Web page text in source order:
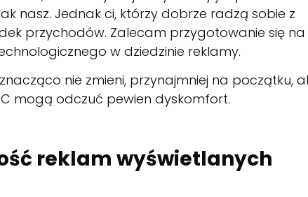
nasz. Jednak ci, którzy dobrze radzą sobie z
przychodów. Zalecam przygotowanie się na
w dziedzinie reklamy.
nie zmieni, przynajmniej na początku,
mogą odczuć pewien dyskomfort.
reklam wyświetlanych